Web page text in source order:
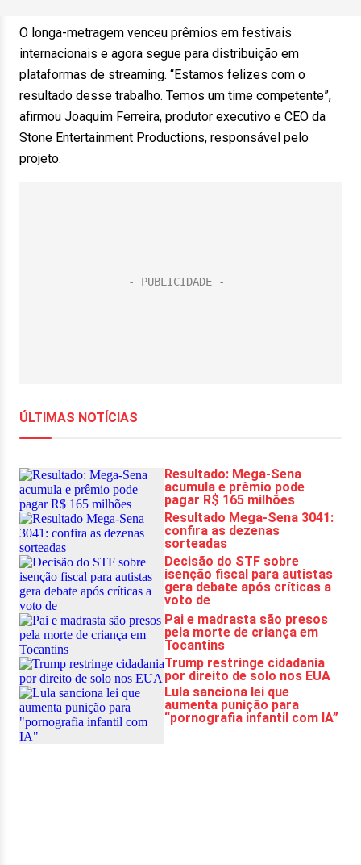
O longa-metragem venceu prêmios em festivais
internacionais e agora segue para distribuição em
plataformas de streaming. “Estamos felizes com o
resultado desse trabalho. Temos um time competente”,
afirmou Joaquim Ferreira, produtor executivo e CEO da
Stone Entertainment Productions, responsável pelo
projeto.